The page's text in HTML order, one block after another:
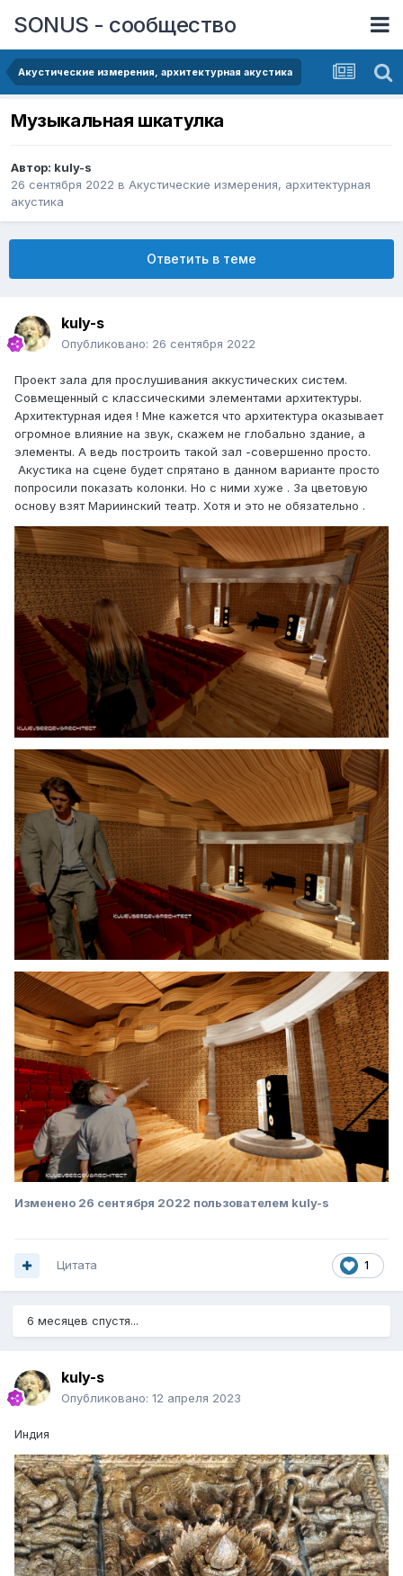
SONUS - сообщество
Акустические измерения, архитектурная акустика
Музыкальная шкатулка
Автор: kuly-s
26 сентября 2022 в Акустические измерения, архитектурная
акустика
Ответить в теме
kuly-s
Опубликовано: 26 сентября 2022
Проект зала для прослушивания аккустических систем.
Совмещенный с классическими элементами архитектуры.
Архитектурная идея ! Мне кажется что архитектура оказывает
огромное влияние на звук, скажем не глобально здание, а
элементы. А ведь построить такой зал -совершенно просто.
Акустика на сцене будет спрятано в данном варианте просто
попросили показать колонки. Но с ними хуже . За цветовую
основу взят Мариинский театр. Хотя и это не обязательно .
Изменено 26 сентября 2022 пользователем kuly-s
1
Цитата
6 месяцев спустя...
kuly-s
Опубликовано: 12 апреля 2023
Индия